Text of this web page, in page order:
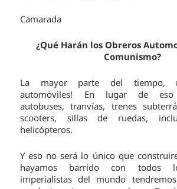
Camarada
¿Qué Harán los Obreros
Comunismo?
La mayor parte del tiempo,
automóviles! En lugar de eso
autobuses, tranvías, trenes
scooters, sillas de ruedas,
helicópteros.
Y eso no será lo único que
hayamos barrido con todos
imperialistas del mundo